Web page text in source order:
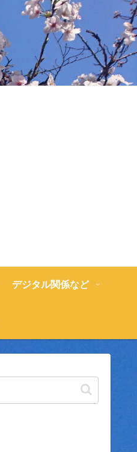
デジタル関係など